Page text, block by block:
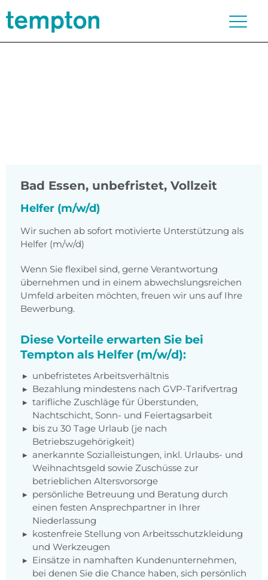
Bad Essen, unbefristet, Vollzeit
Helfer (m/w/d)
Wir suchen ab sofort motivierte Unterstützung als
Helfer (m/w/d)
Wenn Sie flexibel sind, gerne Verantwortung
übernehmen und in einem abwechslungsreichen
Umfeld arbeiten möchten, freuen wir uns auf Ihre
Bewerbung.
Diese Vorteile erwarten Sie bei
Tempton als Helfer (m/w/d):
unbefristetes Arbeitsverhältnis
Bezahlung mindestens nach GVP-Tarifvertrag
tarifliche Zuschläge für Überstunden,
Nachtschicht, Sonn- und Feiertagsarbeit
bis zu 30 Tage Urlaub (je nach
Betriebszugehörigkeit)
anerkannte Sozialleistungen, inkl. Urlaubs- und
Weihnachtsgeld sowie Zuschüsse zur
betrieblichen Altersvorsorge
persönliche Betreuung und Beratung durch
einen festen Ansprechpartner in Ihrer
Niederlassung
kostenfreie Stellung von Arbeitsschutzkleidung
und Werkzeugen
Einsätze in namhaften Kundenunternehmen,
bei denen Sie die Chance haben, sich persönlich